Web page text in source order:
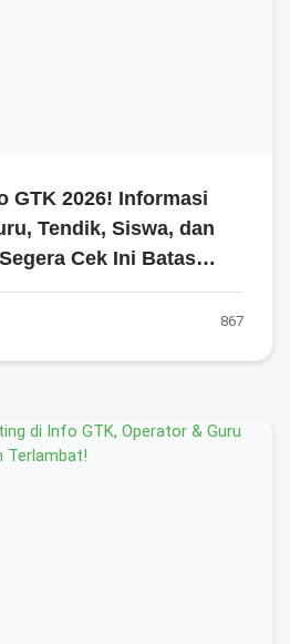
GTK 2026! Informasi
Tendik, Siswa, dan
Cek Ini Batas
867